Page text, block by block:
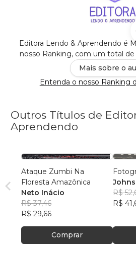
Editora Lendo & Aprendendo é
nosso Ranking, com um total de
Mais sobre o
Entenda o nosso Ranking
Outros Títulos de
Aprendendo
Ataque Zumbi Na
Floresta Amazônica
Neto Inácio
R$ 37,46
R$ 29,66
Comprar
R$
R$